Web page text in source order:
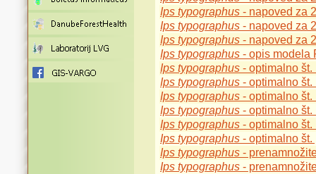
Ips typographus - napoved za
Ips typographus - napoved za
Ips typographus - napoved za
Ips typographus - opis modela
Ips typographus - optimalno
Ips typographus - optimalno
Ips typographus - optimalno
Ips typographus - optimalno
Ips typographus - optimalno
Ips typographus - optimalno
Ips typographus -
Ips typographus -